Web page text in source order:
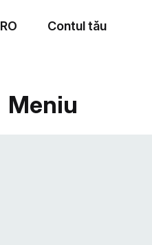
RO Contul tău
Meniu